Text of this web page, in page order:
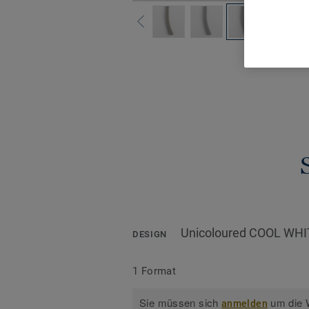
DESIGN Unicoloured COOL
1 Format
Sie müssen sichanmelden um die